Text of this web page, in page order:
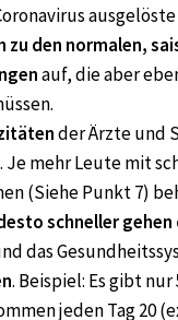
zu den normalen,
auf, die aber
der Ärzte und
. Je mehr Leute mit
(Siehe Punkt 7)
schneller
das
. Beispiel: Es gibt
jeden Tag 20